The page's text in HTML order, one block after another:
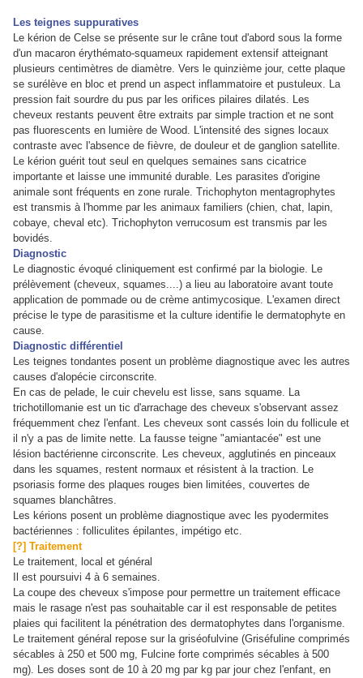
Les teignes suppuratives
Le kérion de Celse se présente sur le crâne tout d'abord sous la forme
d'un macaron érythémato-squameux rapidement extensif atteignant
plusieurs centimètres de diamètre. Vers le quinzième jour, cette plaque
se surélève en bloc et prend un aspect inflammatoire et pustuleux. La
pression fait sourdre du pus par les orifices pilaires dilatés. Les
cheveux restants peuvent être extraits par simple traction et ne sont
pas fluorescents en lumière de Wood. L'intensité des signes locaux
contraste avec l'absence de fièvre, de douleur et de ganglion satellite.
Le kérion guérit tout seul en quelques semaines sans cicatrice
importante et laisse une immunité durable. Les parasites d'origine
animale sont fréquents en zone rurale. Trichophyton mentagrophytes
est transmis à l'homme par les animaux familiers (chien, chat, lapin,
cobaye, cheval etc). Trichophyton verrucosum est transmis par les
bovidés.
Diagnostic
Le diagnostic évoqué cliniquement est confirmé par la biologie. Le
prélèvement (cheveux, squames....) a lieu au laboratoire avant toute
application de pommade ou de crème antimycosique. L'examen direct
précise le type de parasitisme et la culture identifie le dermatophyte en
cause.
Diagnostic différentiel
Les teignes tondantes posent un problème diagnostique avec les autres
causes d'alopécie circonscrite.
En cas de pelade, le cuir chevelu est lisse, sans squame. La
trichotillomanie est un tic d'arrachage des cheveux s'observant assez
fréquemment chez l'enfant. Les cheveux sont cassés loin du follicule et
il n'y a pas de limite nette. La fausse teigne "amiantacée" est une
lésion bactérienne circonscrite. Les cheveux, agglutinés en pinceaux
dans les squames, restent normaux et résistent à la traction. Le
psoriasis forme des plaques rouges bien limitées, couvertes de
squames blanchâtres.
Les kérions posent un problème diagnostique avec les pyodermites
bactériennes : folliculites épilantes, impétigo etc.
[?] Traitement
Le traitement, local et général
Il est poursuivi 4 à 6 semaines.
La coupe des cheveux s'impose pour permettre un traitement efficace
mais le rasage n'est pas souhaitable car il est responsable de petites
plaies qui facilitent la pénétration des dermatophytes dans l'organisme.
Le traitement général repose sur la griséofulvine (Griséfuline comprimés
sécables à 250 et 500 mg, Fulcine forte comprimés sécables à 500
mg). Les doses sont de 10 à 20 mg par kg par jour chez l'enfant, en